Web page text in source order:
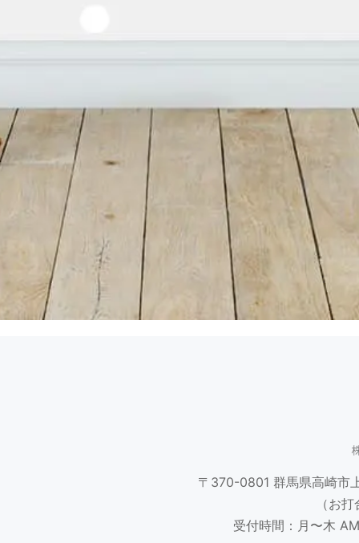
〒370-0801 群馬県高崎市
（お
受付時間：月〜木